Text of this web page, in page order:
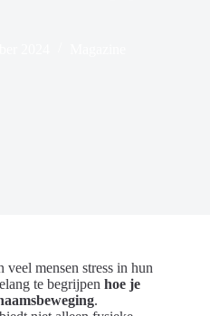
mensen stress in hun
te begrijpen hoe je
.